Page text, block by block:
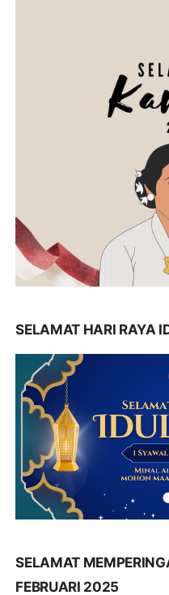
SELAMAT HARI RAYA
SELAMAT
FEBRUARI 2025